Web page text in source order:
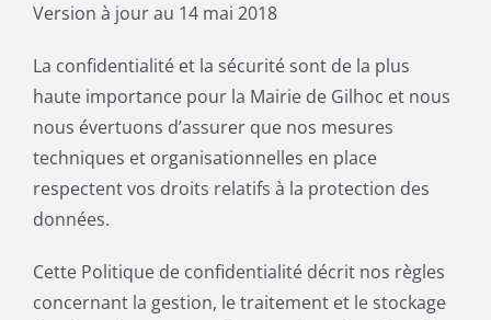
Version à jour au 14 mai 2018
La confidentialité et la sécurité sont de la plus
haute importance pour la Mairie de Gilhoc et nous
nous évertuons d’assurer que nos mesures
techniques et organisationnelles en place
respectent vos droits relatifs à la protection des
données.
Cette Politique de confidentialité décrit nos règles
concernant la gestion, le traitement et le stockage